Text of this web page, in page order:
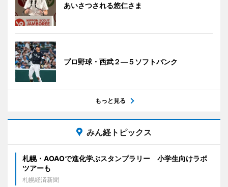
あいさつされる悠仁さま
プロ野球・西武２―５ソフトバンク
もっと見る
みん経トピックス
札幌・AOAOで進化学ぶスタンプラリー 小学生向けラボ
ツアーも
札幌経済新聞